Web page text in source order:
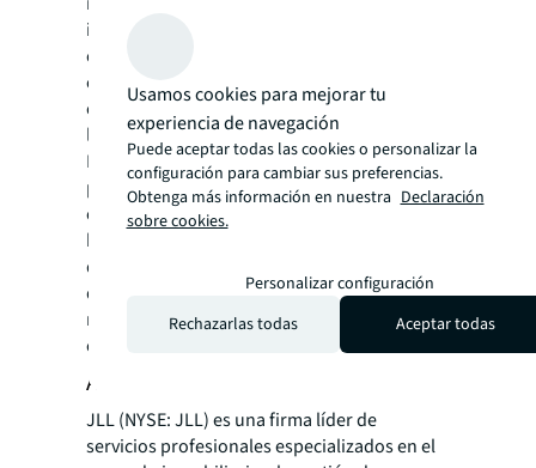
inmuebles de alta calidad, edificios que
cumplan especificaciones ecológicas,
complementen los objetivos de neutralidad
en las emisiones y sean espacios en los que
los empleados quieran trabajar
El cambio se produce rápidamente, lo que
provoca un replanteamiento serio y
esperamos que la propiedad corporativa de
bienes inmuebles continúe disminuyendo y
que las empresas busquen obtener capital
de propiedades excedentes u obsoletas, a
medida que el mercado se vuelve más
complicado».
Acerca de JLL
JLL (NYSE: JLL) es una firma líder de
servicios profesionales especializados en el
Usamos cookies para mejorar tu
experiencia de navegación
Puede aceptar todas las cookies o personalizar la
configuración para cambiar sus preferencias.
Obtenga más información en nuestra Declaración
sobre cookies.
Personalizar configuración
Rechazarlas todas
Aceptar todas